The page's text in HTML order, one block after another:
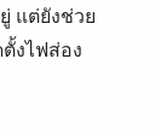
แต่ยังช่วย
งไฟส่อง